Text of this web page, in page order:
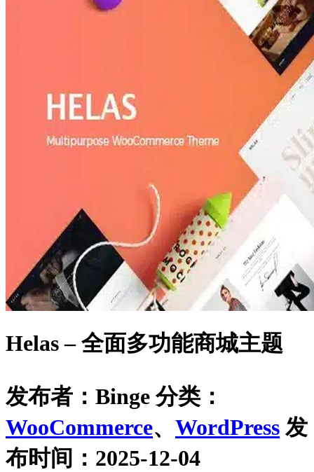
Helas – 全面多功能商城主题
发布者：Binge 分类：
WooCommerce、 WordPress 发
布时间：2025-12-04